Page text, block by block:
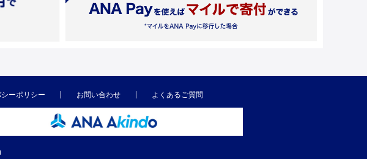
ーポリシー お問い合わせ よくあるご質問